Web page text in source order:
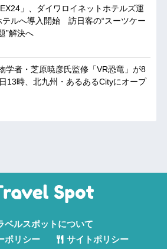
」、ダイワロイネットホテルズ運
テルへ導入開始 訪日客の“スーツケー
”解決へ
学者・芝原暁彦氏監修「VR恐竜」が8
13時、北九州・あるあるCityにオープ
ベルスポットについて
ポリシー
サイトポリシー